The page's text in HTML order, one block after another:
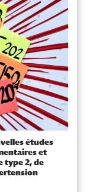
études
et
type 2, de